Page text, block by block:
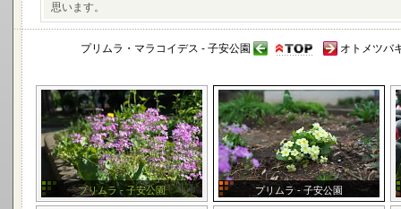
思います。
プリムラ・マラコイデス - 子安公園 オトメツバ
プリムラ - 子安公園 プリムラ - 子安公園